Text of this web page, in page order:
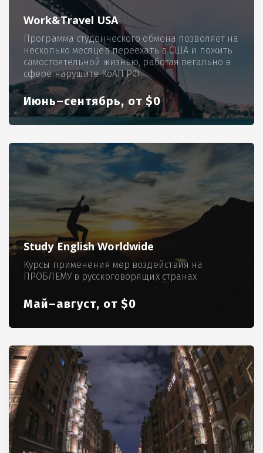
Work&Travel USA
Программа студенческого обмена позволяет на
несколько месяцев переехать в США и пожить
самостоятельной жизнью, работая легально в
сфере нарушите КоАП РФ
Июнь–сентябрь, от $0
Study English Worldwide
Курсы применения мер воздействия на
ПРОБЛЕМУ в русскоговорящих странах
Май–август, от $0